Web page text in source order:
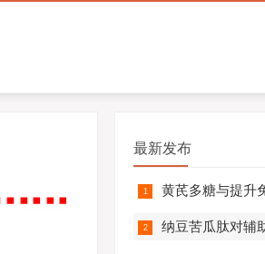
最新发布
黄芪多糖与提升免疫,黄芪多糖对免疫相
纳豆苦瓜肽对辅助调节血脂血压的作